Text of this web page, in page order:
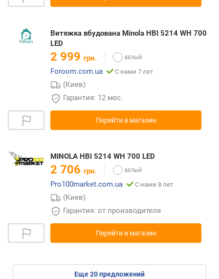
Витяжка вбудована Minola HBI 5214 WH 700
LED
2 999 грн.
Foroom.com.ua
С нами 7 лет
(Киев)
Гарантия: 12 мес.
Перейти в магазин
MINOLA HBI 5214 WH 700 LED
2 706 грн.
Pro100market.com.ua
С нами 8 лет
(Киев)
Гарантия: от производителя
Перейти в магазин
eще20предложений